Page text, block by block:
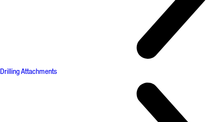
Drilling Attachments